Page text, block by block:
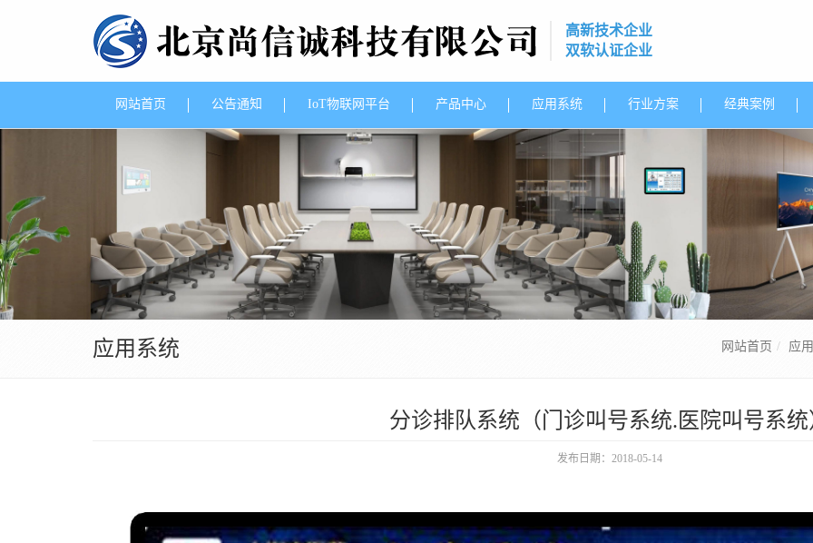
高新技术企业
双软认证企业
网站首页 公告通知 IoT物联网平台 产品中心 应用系统 行业方案 经典案例
应用系统 网站首页 应
分诊排队系统（门诊叫号系统.医院叫号系统
发布日期：2018-05-14